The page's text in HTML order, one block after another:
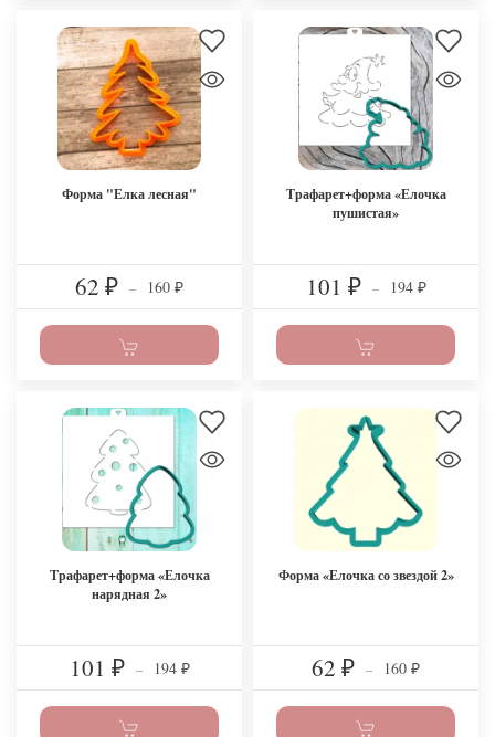
Форма "Елка лесная"
62 ₽ – 160 ₽
Трафарет+форма «Елочка
пушистая»
101 ₽ – 194 ₽
Трафарет+форма «Елочка
нарядная 2»
101 ₽ – 194 ₽
Форма «Елочка со звездой 2»
62 ₽ – 160 ₽